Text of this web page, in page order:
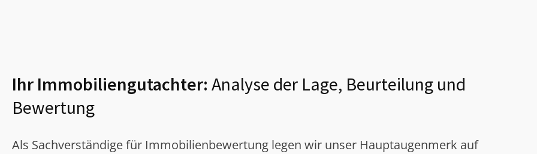
Ihr Immobiliengutachter: Analyse der Lage, Beurteilung und
Bewertung
Als Sachverständige für Immobilienbewertung legen wir unser Hauptaugenmerk auf